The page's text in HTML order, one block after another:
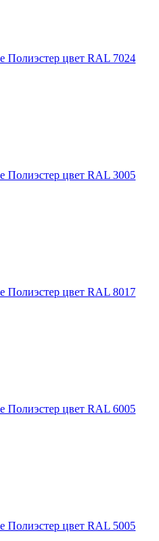
Полиэстер цвет RAL 7024
Полиэстер цвет RAL 3005
Полиэстер цвет RAL 8017
Полиэстер цвет RAL 6005
Полиэстер цвет RAL 5005